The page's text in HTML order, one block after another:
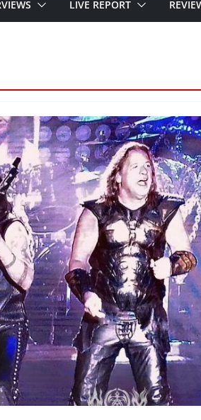
LIVE REPORT